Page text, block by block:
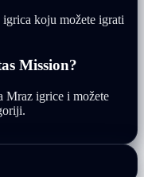
koju možete igrati
Mission?
Mraz igrice i možete